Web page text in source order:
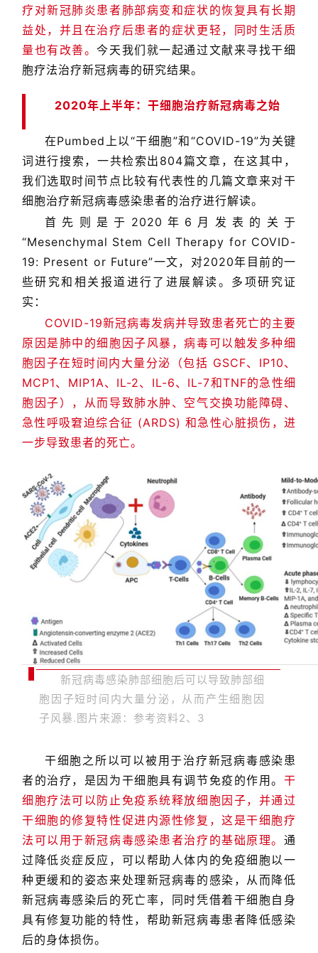
疗对新冠肺炎患者肺部病变和症状的恢复具有长期
益处，并且在治疗后患者的症状更轻，同时生活质
量也有改善。今天我们就一起通过文献来寻找干细
胞疗法治疗新冠病毒的研究结果。
2020年上半年：干细胞治疗新冠病毒之始
在Pumbed上以“干细胞”和“COVID-19”为关键
词进行搜索，一共检索出804篇文章，在这其中，
我们选取时间节点比较有代表性的几篇文章来对干
细胞治疗新冠病毒感染患者的治疗进行解读。
首先则是于2020年6月发表的关于
“Mesenchymal Stem Cell Therapy for COVID-
19: Present or Future”一文，对2020年目前的一
些研究和相关报道进行了进展解读。多项研究证
实：
COVID-19新冠病毒发病并导致患者死亡的主要
原因是肺中的细胞因子风暴，病毒可以触发多种细
胞因子在短时间内大量分泌（包括 GSCF、IP10、
MCP1、MIP1A、IL-2、IL-6、IL-7和TNF的急性细
胞因子），从而导致肺水肿、空气交换功能障碍、
急性呼吸窘迫综合征 (ARDS) 和急性心脏损伤，进
一步导致患者的死亡。
新冠病毒感染肺部细胞后可以导致肺部细
胞因子短时间内大量分泌，从而产生细胞因
子风暴.图片来源：参考资料2、3
干细胞之所以可以被用于治疗新冠病毒感染患
者的治疗，是因为干细胞具有调节免疫的作用。 干
细胞疗法可以防止免疫系统释放细胞因子，并通过
干细胞的修复特性促进内源性修复，这是干细胞疗
法可以用于新冠病毒感染患者治疗的基础原理。 通
过降低炎症反应，可以帮助人体内的免疫细胞以一
种更缓和的姿态来处理新冠病毒的感染，从而降低
新冠病毒感染后的死亡率，同时凭借着干细胞自身
具有修复功能的特性，帮助新冠病毒患者降低感染
后的身体损伤。